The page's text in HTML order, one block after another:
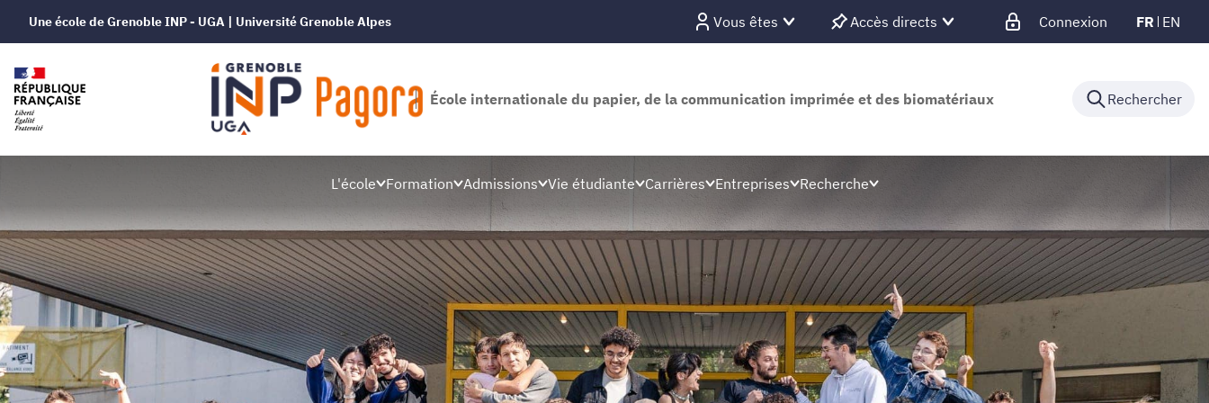
Une école de Grenoble INP - UGA | Université Grenoble Alpes Vous êtes Accès directs Connexion FR EN
École internationale du papier, de la communication imprimée et des biomatériaux Rechercher
L'école Formation Admissions Vie étudiante Carrières Entreprises Recherche
Grenoble
INP
-